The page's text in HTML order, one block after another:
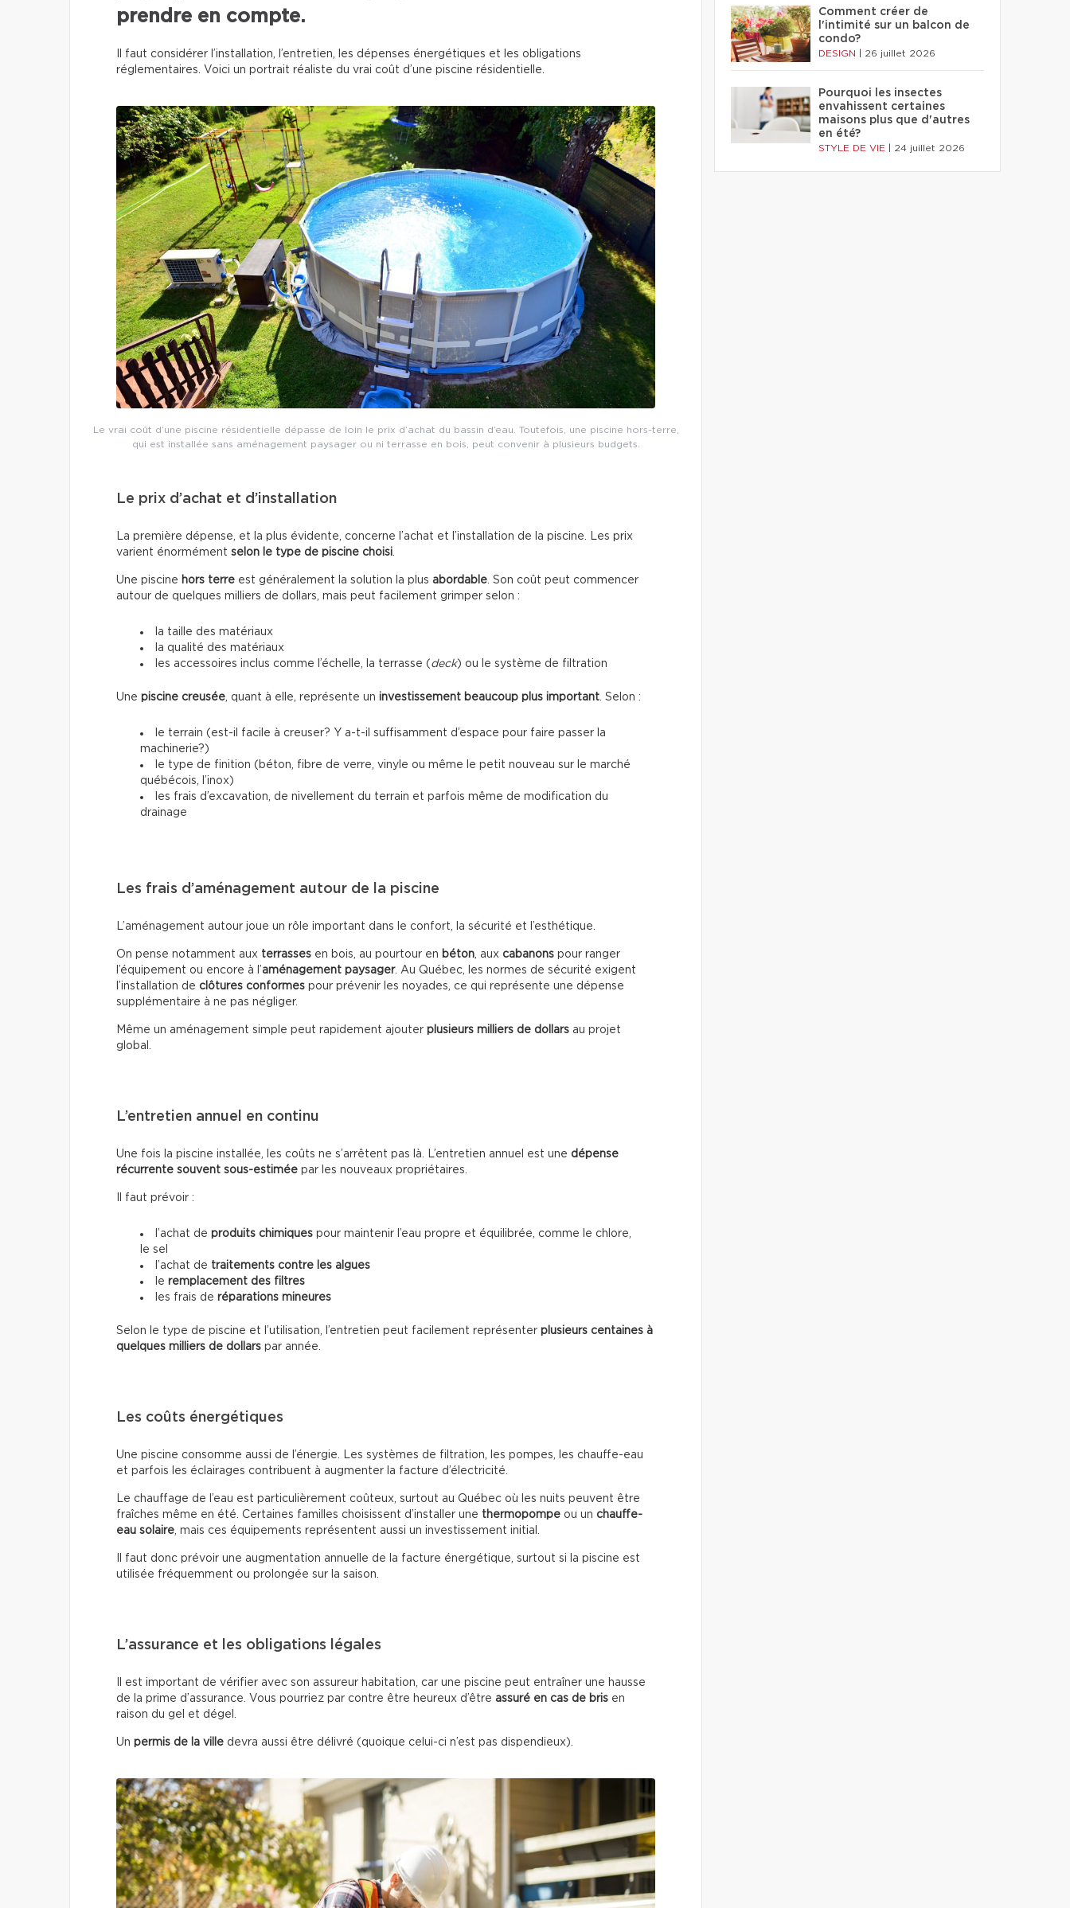
prendre en compte.
Il faut considérer l’installation, l’entretien, les dépenses énergétiques et les obligations
réglementaires. Voici un portrait réaliste du vrai coût d’une piscine résidentielle.
Le vrai coût d’une piscine résidentielle dépasse de loin le prix d’achat du bassin d’eau. Toutefois, une piscine hors-terre,
qui est installée sans aménagement paysager ou ni terrasse en bois, peut convenir à plusieurs budgets.
Le prix d’achat et d’installation
La première dépense, et la plus évidente, concerne l’achat et l’installation de la piscine. Les prix
varient énormément selon le type de piscine choisi.
Une piscine hors terre est généralement la solution la plus abordable. Son coût peut commencer
autour de quelques milliers de dollars, mais peut facilement grimper selon :
la taille des matériaux
la qualité des matériaux
les accessoires inclus comme l’échelle, la terrasse ( deck) ou le système de filtration
Une piscine creusée, quant à elle, représente un investissement beaucoup plus important. Selon :
le terrain (est-il facile à creuser? Y a-t-il suffisamment d’espace pour faire passer la
machinerie?)
le type de finition (béton, fibre de verre, vinyle ou même le petit nouveau sur le marché
québécois, l’inox)
les frais d’excavation, de nivellement du terrain et parfois même de modification du
drainage
Les frais d’aménagement autour de la piscine
L’aménagement autour joue un rôle important dans le confort, la sécurité et l’esthétique.
On pense notamment aux terrasses en bois, au pourtour en béton, aux cabanons pour ranger
l’équipement ou encore à l’aménagement paysager. Au Québec, les normes de sécurité exigent
l’installation de clôtures conformes pour prévenir les noyades, ce qui représente une dépense
supplémentaire à ne pas négliger.
Même un aménagement simple peut rapidement ajouter plusieurs milliers de dollars au projet
global.
L’entretien annuel en continu
Une fois la piscine installée, les coûts ne s’arrêtent pas là. L’entretien annuel est une dépense
récurrente souvent sous-estimée par les nouveaux propriétaires.
Il faut prévoir :
l’achat de produits chimiques pour maintenir l’eau propre et équilibrée, comme le chlore,
le sel
l’achat de traitements contre les algues
le remplacement des filtres
les frais de réparations mineures
Selon le type de piscine et l’utilisation, l’entretien peut facilement représenter plusieurs centaines à
quelques milliers de dollars par année.
Les coûts énergétiques
Une piscine consomme aussi de l’énergie. Les systèmes de filtration, les pompes, les chauffe-eau
et parfois les éclairages contribuent à augmenter la facture d’électricité.
Le chauffage de l’eau est particulièrement coûteux, surtout au Québec où les nuits peuvent être
fraîches même en été. Certaines familles choisissent d’installer une thermopompe ou un chauffe-
eau solaire, mais ces équipements représentent aussi un investissement initial.
Il faut donc prévoir une augmentation annuelle de la facture énergétique, surtout si la piscine est
utilisée fréquemment ou prolongée sur la saison.
L’assurance et les obligations légales
Il est important de vérifier avec son assureur habitation, car une piscine peut entraîner une hausse
de la prime d’assurance. Vous pourriez par contre être heureux d’être assuré en cas de bris en
raison du gel et dégel.
Un permis de la ville devra aussi être délivré (quoique celui-ci n’est pas dispendieux).
Comment créer de
l'intimité sur un balcon de
condo?
DESIGN 26 juillet 2026
Pourquoi les insectes
envahissent certaines
maisons plus que d'autres
en été?
STYLE DE VIE 24 juillet 2026